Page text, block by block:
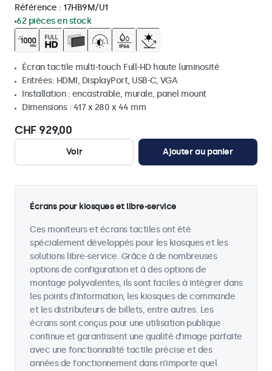
Référence : 17HB9M/U1
62 pièces en stock
Écran tactile multi-touch Full-HD haute luminosité
Entrées: HDMI, DisplayPort, USB-C, VGA
Installation : encastrable, murale, panel mount
Dimensions : 417 x 280 x 44 mm
CHF 929,00
Voir Ajouter au panier
Écrans pour kiosques et libre-service
Ces moniteurs et écrans tactiles ont été
spécialement développés pour les kiosques et les
solutions libre-service. Grâce à de nombreuses
options de configuration et à des options de
montage polyvalentes, ils sont faciles à intégrer dans
les points d'information, les kiosques de commande
et les distributeurs de billets, entre autres. Les
écrans sont conçus pour une utilisation publique
continue et garantissent une qualité d’image parfaite
avec une fonctionnalité tactile précise et des
années de fonctionnement dans n’importe quel